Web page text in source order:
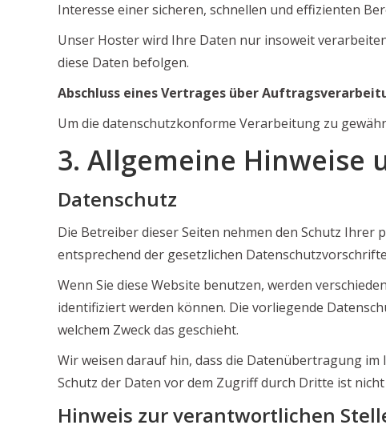
Interesse einer sicheren, schnellen und effizienten
Unser Hoster wird Ihre Daten nur insoweit
diese Daten befolgen.
Abschluss eines Vertrages über
Um die datenschutzkonforme Verarbeitung zu
3. Allgemeine
Datenschutz
Die Betreiber dieser Seiten nehmen den Schutz
entsprechend der gesetzlichen
Wenn Sie diese Website benutzen, werden
identifiziert werden können. Die vorliegende
welchem Zweck das geschieht.
Wir weisen darauf hin, dass die Datenübertragung
Schutz der Daten vor dem Zugriff durch Dritte ist
Hinweis zur verantwortlichen